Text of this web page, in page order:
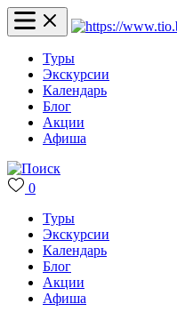
Туры
Экскурсии
Календарь
Блог
Акции
Афиша
0
Туры
Экскурсии
Календарь
Блог
Акции
Афиша